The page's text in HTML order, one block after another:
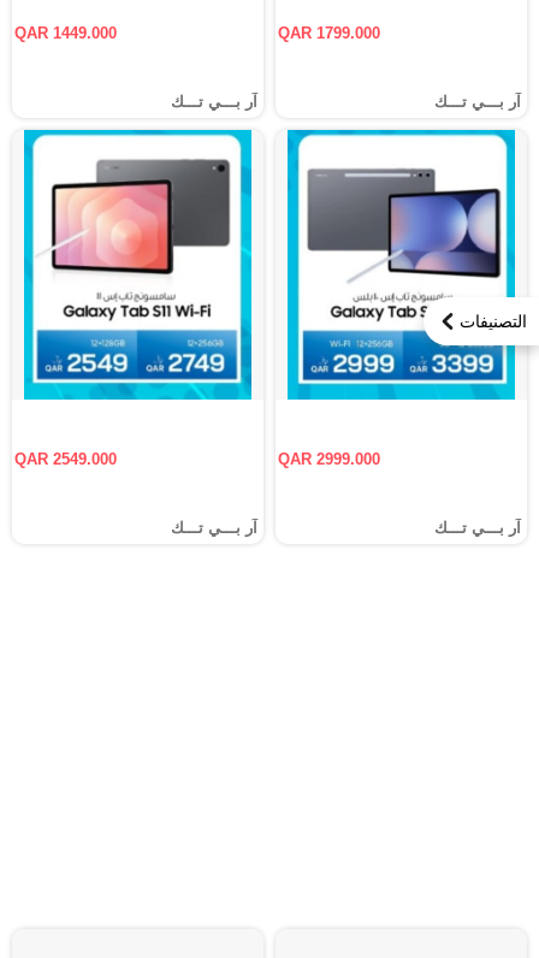
التصنيفات
QAR 1799.000
آر بـــي تـــك
QAR 1449.000
آر بـــي تـــك
QAR 2999.000
آر بـــي تـــك
QAR 2549.000
آر بـــي تـــك